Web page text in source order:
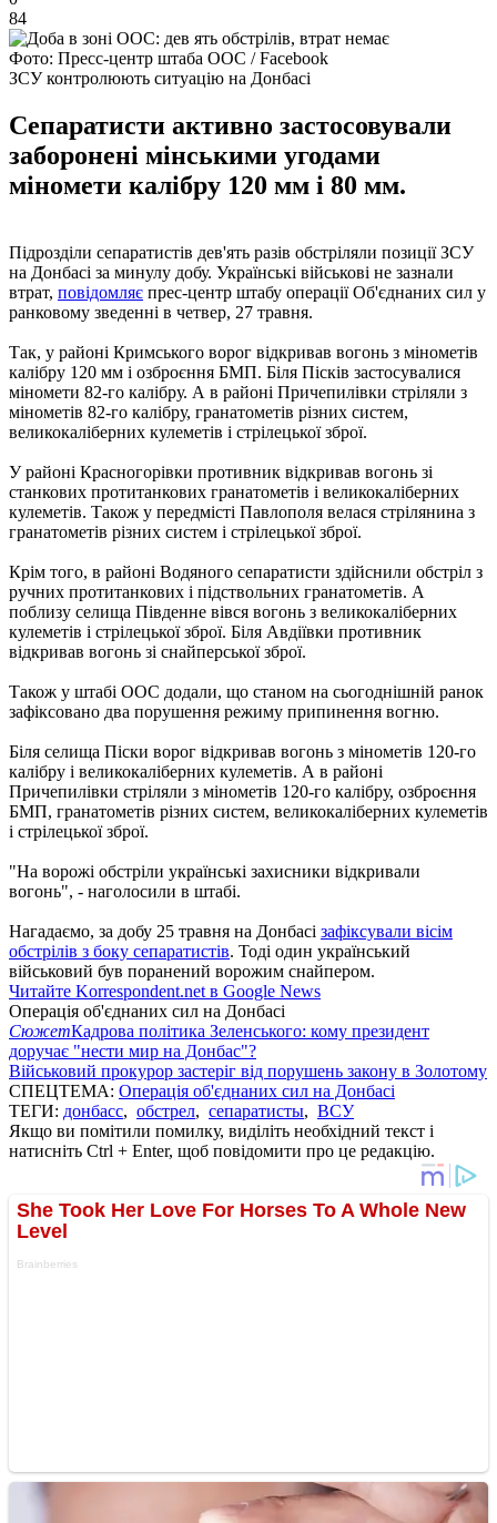
84
Фото: Пресс-центр штаба ООС / Facebook
ЗСУ контролюють ситуацію на Донбасі
Сепаратисти активно застосовували
заборонені мінськими угодами
міномети калібру 120 мм і 80 мм.
Підрозділи сепаратистів дев'ять разів обстріляли позиції ЗСУ
на Донбасі за минулу добу. Українські військові не зазнали
втрат, повідомляє прес-центр штабу операції Об'єднаних сил у
ранковому зведенні в четвер, 27 травня.
Так, у районі Кримського ворог відкривав вогонь з мінометів
калібру 120 мм і озброєння БМП. Біля Пісків застосувалися
міномети 82-го калібру. А в районі Причепилівки стріляли з
мінометів 82-го калібру, гранатометів різних систем,
великокаліберних кулеметів і стрілецької зброї.
У районі Красногорівки противник відкривав вогонь зі
станкових протитанкових гранатометів і великокаліберних
кулеметів. Також у передмісті Павлополя велася стрілянина з
гранатометів різних систем і стрілецької зброї.
Крім того, в районі Водяного сепаратисти здійснили обстріл з
ручних протитанкових і підствольних гранатометів. А
поблизу селища Південне вівся вогонь з великокаліберних
кулеметів і стрілецької зброї. Біля Авдіївки противник
відкривав вогонь зі снайперської зброї.
Також у штабі ООС додали, що станом на сьогоднішній ранок
зафіксовано два порушення режиму припинення вогню.
Біля селища Піски ворог відкривав вогонь з мінометів 120-го
калібру і великокаліберних кулеметів. А в районі
Причепилівки стріляли з мінометів 120-го калібру, озброєння
БМП, гранатометів різних систем, великокаліберних кулеметів
і стрілецької зброї.
"На ворожі обстріли українські захисники відкривали
вогонь", - наголосили в штабі.
Нагадаємо, за добу 25 травня на Донбасі зафіксували вісім
обстрілів з боку сепаратистів. Тоді один український
військовий був поранений ворожим снайпером.
Читайте Korrespondent.net в Google News
Операція об'єднаних сил на Донбасі
СюжетКадрова політика Зеленського: кому президент
доручає "нести мир на Донбас"?
Військовий прокурор застеріг від порушень закону в Золотому
СПЕЦТЕМА: Операція об'єднаних сил на Донбасі
ТЕГИ: донбасс, обстрел, сепаратисты, ВСУ
Якщо ви помітили помилку, виділіть необхідний текст і
натисніть Ctrl + Enter, щоб повідомити про це редакцію.